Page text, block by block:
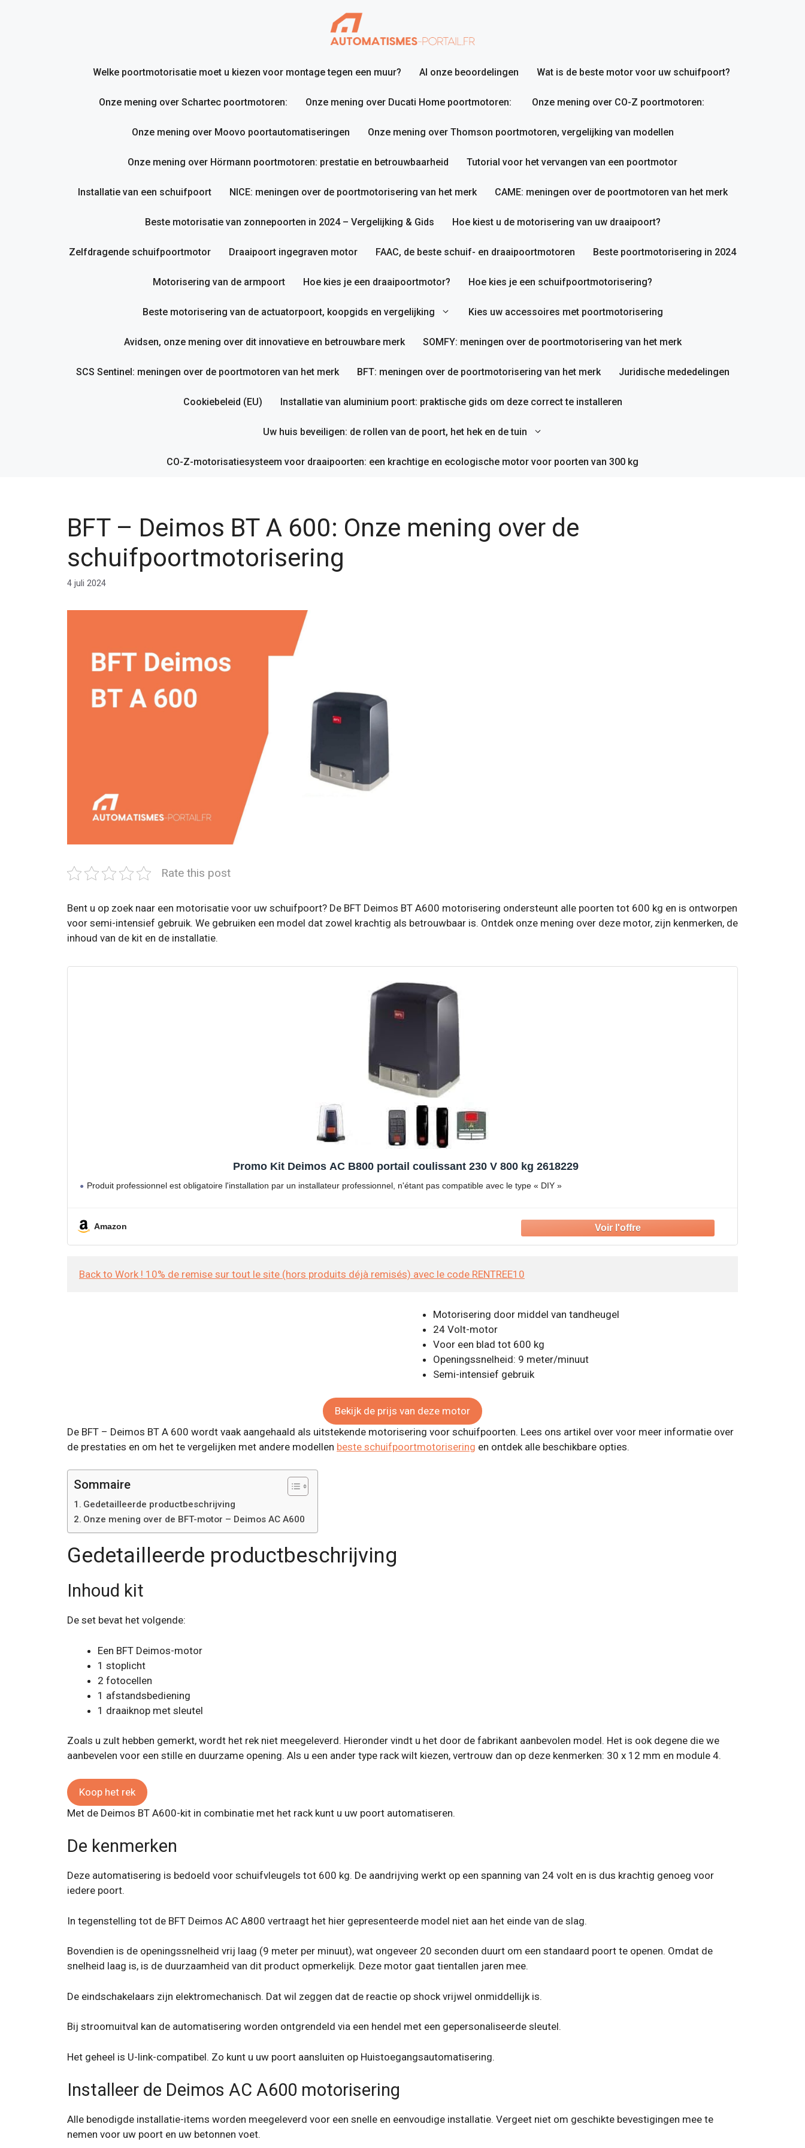
Welke poortmotorisatie moet u kiezen voor montage tegen een muur? Al onze beoordelingen Wat is de beste motor voor uw schuifpoort?
Onze mening over Schartec poortmotoren: Onze mening over Ducati Home poortmotoren: Onze mening over CO-Z poortmotoren:
Onze mening over Moovo poortautomatiseringen Onze mening over Thomson poortmotoren, vergelijking van modellen
Onze mening over Hörmann poortmotoren: prestatie en betrouwbaarheid Tutorial voor het vervangen van een poortmotor
Installatie van een schuifpoort NICE: meningen over de poortmotorisering van het merk CAME: meningen over de poortmotoren van het merk
Beste motorisatie van zonnepoorten in 2024 – Vergelijking & Gids Hoe kiest u de motorisering van uw draaipoort?
Zelfdragende schuifpoortmotor Draaipoort ingegraven motor FAAC, de beste schuif- en draaipoortmotoren Beste poortmotorisering in 2024
Motorisering van de armpoort Hoe kies je een draaipoortmotor? Hoe kies je een schuifpoortmotorisering?
Beste motorisering van de actuatorpoort, koopgids en vergelijking Kies uw accessoires met poortmotorisering
Avidsen, onze mening over dit innovatieve en betrouwbare merk SOMFY: meningen over de poortmotorisering van het merk
SCS Sentinel: meningen over de poortmotoren van het merk BFT: meningen over de poortmotorisering van het merk Juridische mededelingen
Cookiebeleid (EU) Installatie van aluminium poort: praktische gids om deze correct te installeren
Uw huis beveiligen: de rollen van de poort, het hek en de tuin
CO-Z-motorisatiesysteem voor draaipoorten: een krachtige en ecologische motor voor poorten van 300 kg
BFT – Deimos BT A 600: Onze mening over de
schuifpoortmotorisering
4 juli 2024
Rate this post
Bent u op zoek naar een motorisatie voor uw schuifpoort? De BFT Deimos BT A600 motorisering ondersteunt alle poorten tot 600 kg en is ontworpen
voor semi-intensief gebruik. We gebruiken een model dat zowel krachtig als betrouwbaar is. Ontdek onze mening over deze motor, zijn kenmerken, de
inhoud van de kit en de installatie.
Promo Kit Deimos AC B800 portail coulissant 230 V 800 kg 2618229
Produit professionnel est obligatoire l'installation par un installateur professionnel, n'étant pas compatible avec le type « DIY »
Amazon
Back to Work ! 10% de remise sur tout le site (hors produits déjà remisés) avec le code RENTREE10
Motorisering door middel van tandheugel
24 Volt-motor
Voor een blad tot 600 kg
Openingssnelheid: 9 meter/minuut
Semi-intensief gebruik
Bekijk de prijs van deze motor
De BFT – Deimos BT A 600 wordt vaak aangehaald als uitstekende motorisering voor schuifpoorten. Lees ons artikel over voor meer informatie over
de prestaties en om het te vergelijken met andere modellen beste schuifpoortmotorisering en ontdek alle beschikbare opties.
Sommaire
Gedetailleerde productbeschrijving
Onze mening over de BFT-motor – Deimos AC A600
Gedetailleerde productbeschrijving
Inhoud kit
De set bevat het volgende:
Een BFT Deimos-motor
1 stoplicht
2 fotocellen
1 afstandsbediening
1 draaiknop met sleutel
Zoals u zult hebben gemerkt, wordt het rek niet meegeleverd. Hieronder vindt u het door de fabrikant aanbevolen model. Het is ook degene die we
aanbevelen voor een stille en duurzame opening. Als u een ander type rack wilt kiezen, vertrouw dan op deze kenmerken: 30 x 12 mm en module 4.
Koop het rek
Met de Deimos BT A600-kit in combinatie met het rack kunt u uw poort automatiseren.
De kenmerken
Deze automatisering is bedoeld voor schuifvleugels tot 600 kg. De aandrijving werkt op een spanning van 24 volt en is dus krachtig genoeg voor
iedere poort.
In tegenstelling tot de BFT Deimos AC A800 vertraagt ​​het hier gepresenteerde model niet aan het einde van de slag.
Bovendien is de openingssnelheid vrij laag (9 meter per minuut), wat ongeveer 20 seconden duurt om een ​​standaard poort te openen. Omdat de
snelheid laag is, is de duurzaamheid van dit product opmerkelijk. Deze motor gaat tientallen jaren mee.
De eindschakelaars zijn elektromechanisch. Dat wil zeggen dat de reactie op shock vrijwel onmiddellijk is.
Bij stroomuitval kan de automatisering worden ontgrendeld via een hendel met een gepersonaliseerde sleutel.
Het geheel is U-link-compatibel. Zo kunt u uw poort aansluiten op Huistoegangsautomatisering.
Installeer de Deimos AC A600 motorisering
Alle benodigde installatie-items worden meegeleverd voor een snelle en eenvoudige installatie. Vergeet niet om geschikte bevestigingen mee te
nemen voor uw poort en uw betonnen voet.